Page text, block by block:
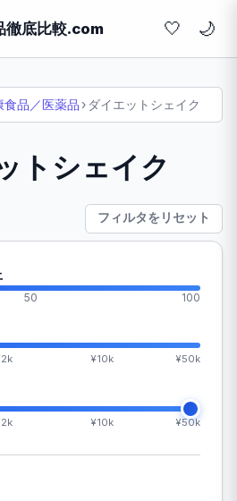
底比較.com 🤍
食品／医薬品 › ダイエットシェイク
トシェイク
フィルタをリセット
50 100
¥10k ¥50k
¥10k ¥50k